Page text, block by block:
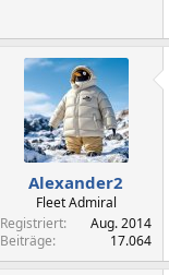
Alexander2
Fleet Admiral
Registriert
Aug. 2014
Beiträge
17.064